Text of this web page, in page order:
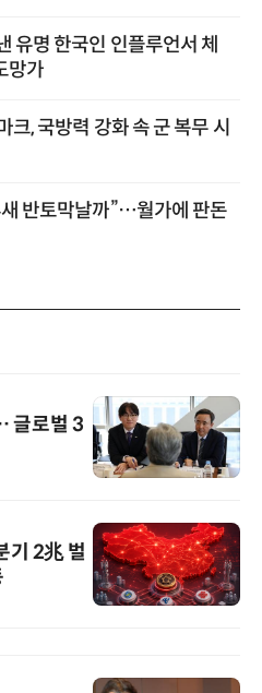
유명 한국인 인플루언서 체
망가
, 국방력 강화 속 군 복무 시
반토막날까”…월가에 판돈
글로벌 3
기 2兆 벌